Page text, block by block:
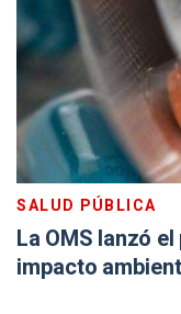
SALUD PÚBLICA
La OMS lanzó
impacto